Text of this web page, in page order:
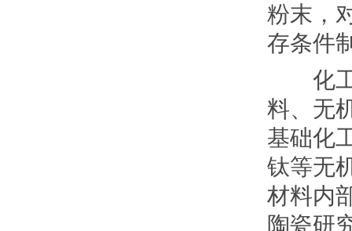
粉末，
存条件
化工
料、无
基础化
钛等无
材料内
陶瓷研